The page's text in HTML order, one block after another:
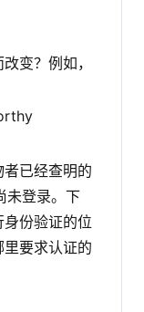
变？例如，
已经查明的
未登录。下
份验证的位
要求认证的